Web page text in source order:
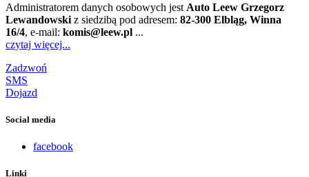
Administratorem danych osobowych jest Auto Leew Grzegorz
Lewandowski z siedzibą pod adresem: 82-300 Elbląg, Winna
16/4, e-mail: komis@leew.pl ...
czytaj więcej...
Zadzwoń
SMS
Dojazd
Social media
facebook
Linki